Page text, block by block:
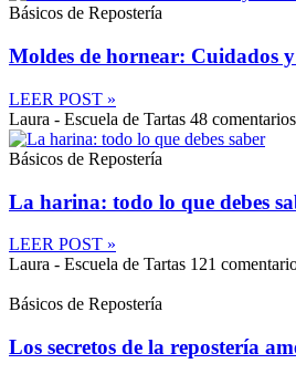
Básicos de Repostería
Moldes de hornear: Cuidados
LEER POST »
Laura - Escuela de Tartas 48 comentarios
Básicos de Repostería
La harina: todo lo que debes
LEER POST »
Laura - Escuela de Tartas 121
Básicos de Repostería
Los secretos de la repostería